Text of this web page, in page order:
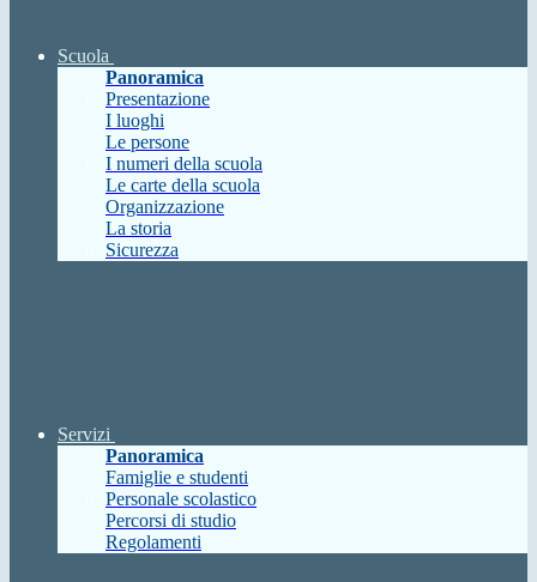
Scuola
Panoramica
Presentazione
I luoghi
Le persone
I numeri della scuola
Le carte della scuola
Organizzazione
La storia
Sicurezza
Servizi
Panoramica
Famiglie e studenti
Personale scolastico
Percorsi di studio
Regolamenti